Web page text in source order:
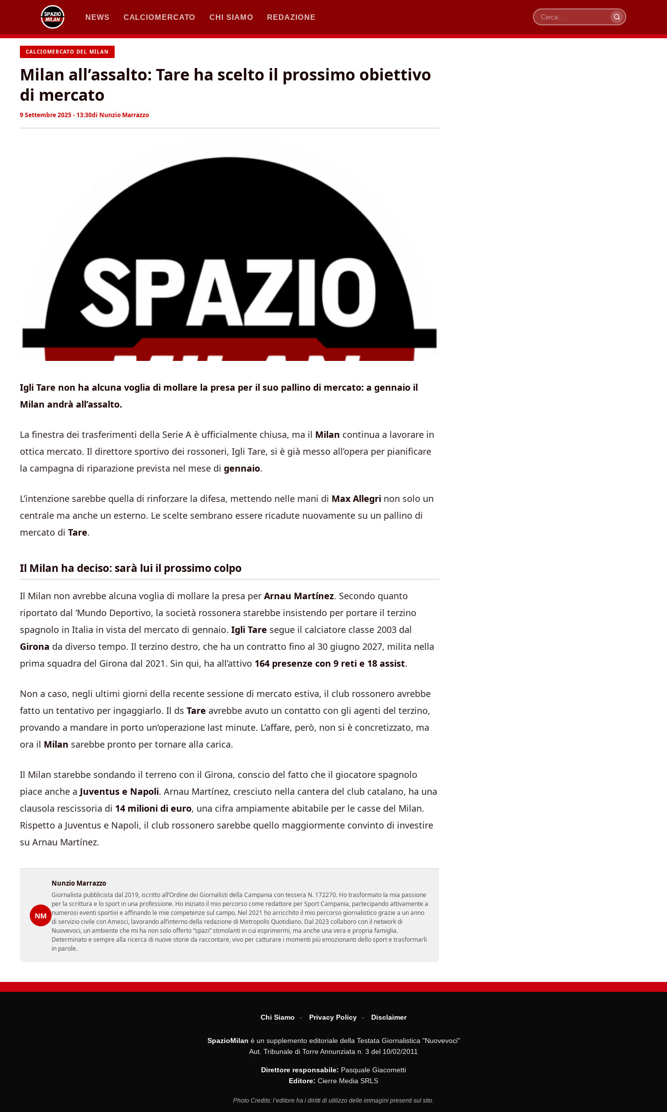
contenuto
NEWS CALCIOMERCATO CHI SIAMO REDAZIONE
Cerca
CALCIOMERCATO DEL MILAN
Milan all’assalto: Tare ha scelto il prossimo obiettivo
di mercato
9 Settembre 2025 - 13:30di Nunzio Marrazzo
Igli Tare non ha alcuna voglia di mollare la presa per il suo pallino di mercato: a gennaio il
Milan andrà all’assalto.
La finestra dei trasferimenti della Serie A è ufficialmente chiusa, ma il Milan continua a lavorare in
ottica mercato. Il direttore sportivo dei rossoneri, Igli Tare, si è già messo all’opera per pianificare
la campagna di riparazione prevista nel mese di gennaio.
L’intenzione sarebbe quella di rinforzare la difesa, mettendo nelle mani di Max Allegri non solo un
centrale ma anche un esterno. Le scelte sembrano essere ricadute nuovamente su un pallino di
mercato di Tare.
Il Milan ha deciso: sarà lui il prossimo colpo
Il Milan non avrebbe alcuna voglia di mollare la presa per Arnau Martínez. Secondo quanto
riportato dal ‘Mundo Deportivo, la società rossonera starebbe insistendo per portare il terzino
spagnolo in Italia in vista del mercato di gennaio. Igli Tare segue il calciatore classe 2003 dal
Girona da diverso tempo. Il terzino destro, che ha un contratto fino al 30 giugno 2027, milita nella
prima squadra del Girona dal 2021. Sin qui, ha all’attivo 164 presenze con 9 reti e 18 assist.
Non a caso, negli ultimi giorni della recente sessione di mercato estiva, il club rossonero avrebbe
fatto un tentativo per ingaggiarlo. Il ds Tare avrebbe avuto un contatto con gli agenti del terzino,
provando a mandare in porto un‘operazione last minute. L’affare, però, non si è concretizzato, ma
ora il Milan sarebbe pronto per tornare alla carica.
Il Milan starebbe sondando il terreno con il Girona, conscio del fatto che il giocatore spagnolo
piace anche a Juventus e Napoli. Arnau Martínez, cresciuto nella cantera del club catalano, ha una
clausola rescissoria di 14 milioni di euro, una cifra ampiamente abitabile per le casse del Milan.
Rispetto a Juventus e Napoli, il club rossonero sarebbe quello maggiormente convinto di investire
su Arnau Martínez.
NM
Nunzio Marrazzo
Giornalista pubblicista dal 2019, iscritto all’Ordine dei Giornalisti della Campania con tessera N. 172270. Ho trasformato la mia passione
per la scrittura e lo sport in una professione. Ho iniziato il mio percorso come redattore per Sport Campania, partecipando attivamente a
numerosi eventi sportivi e affinando le mie competenze sul campo. Nel 2021 ho arricchito il mio percorso giornalistico grazie a un anno
di servizio civile con Amesci, lavorando all’interno della redazione di Metropolis Quotidiano. Dal 2023 collaboro con il network di
Nuovevoci, un ambiente che mi ha non solo offerto “spazi” stimolanti in cui esprimermi, ma anche una vera e propria famiglia.
Determinato e sempre alla ricerca di nuove storie da raccontare, vivo per catturare i momenti più emozionanti dello sport e trasformarli
in parole.
Chi Siamo Privacy Policy Disclaimer
SpazioMilan è un supplemento editoriale della Testata Giornalistica "Nuovevoci"
Aut. Tribunale di Torre Annunziata n. 3 del 10/02/2011
Direttore responsabile: Pasquale Giacometti
Editore: Cierre Media SRLS
Photo Credits: l’editore ha i diritti di utilizzo delle immagini presenti sul sito.